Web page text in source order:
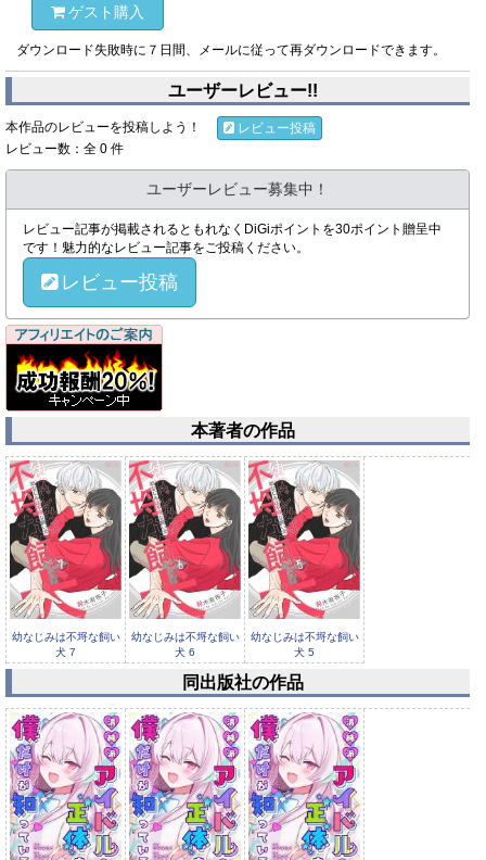
ゲスト購入
ダウンロード失敗時に７日間、メールに従って再ダウンロードできます。
ユーザーレビュー!!
本作品のレビューを投稿しよう！
レビュー投稿
レビュー数：全 0 件
ユーザーレビュー募集中！
レビュー記事が掲載されるともれなくDiGiポイントを30ポイント贈呈中
です！魅力的なレビュー記事をご投稿ください。
レビュー投稿
本著者の作品
幼なじみは不埒な飼い
犬 7
幼なじみは不埒な飼い
犬 6
幼なじみは不埒な飼い
犬 5
幼なじみは不埒な飼い
同出版社の作品